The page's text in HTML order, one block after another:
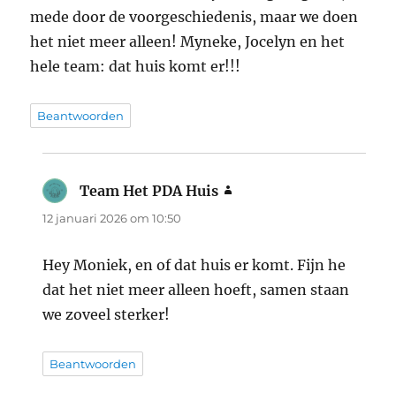
mede door de voorgeschiedenis, maar we doen
het niet meer alleen! Myneke, Jocelyn en het
hele team: dat huis komt er!!!
Beantwoorden
Team Het PDA Huis
12 januari 2026 om 10:50
Hey Moniek, en of dat huis er komt. Fijn he
dat het niet meer alleen hoeft, samen staan
we zoveel sterker!
Beantwoorden